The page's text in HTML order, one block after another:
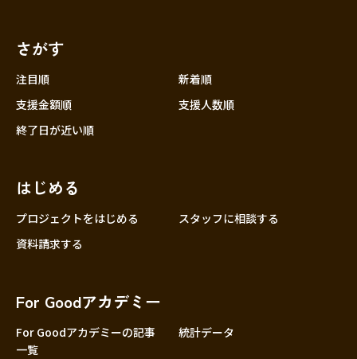
さがす
注目順
新着順
支援金額順
支援人数順
終了日が近い順
はじめる
プロジェクトをはじめる
スタッフに相談する
資料請求する
For Goodアカデミー
For Goodアカデミーの記事
一覧
統計データ